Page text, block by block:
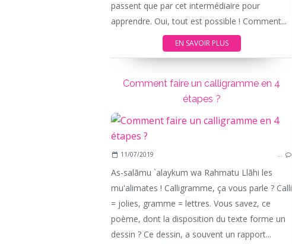
passent que par cet intermédiaire pour
apprendre. Oui, tout est possible ! Comment...
EN SAVOIR PLUS
Comment faire un calligramme en 4
étapes ?
11/07/2019 …
As-salãmu `alaykum wa Rahmatu Llãhi les
mu'alimates ! Calligramme, ça vous parle ? Calli
= jolies, gramme = lettres. Vous savez, ce
poème, dont la disposition du texte forme un
dessin ? Ce dessin, a souvent un rapport...